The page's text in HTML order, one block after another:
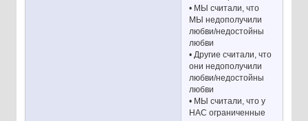
• МЫ считали, что
МЫ недополучили
любви/недостойны
любви
• Другие считали, что
они недополучили
любви/недостойны
любви
• МЫ считали, что у
НАС ограниченные